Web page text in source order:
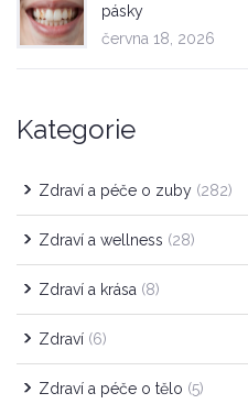
pásky
června 18, 2026
Kategorie
Zdraví a péče o zuby (282)
Zdraví a wellness (28)
Zdraví a krása (8)
Zdraví (6)
Zdraví a péče o tělo (5)